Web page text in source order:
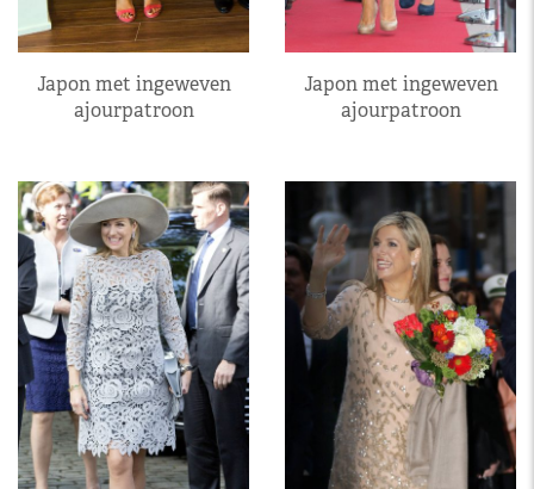
Japon met ingeweven
ajourpatroon
Japon met ingeweven
ajourpatroon